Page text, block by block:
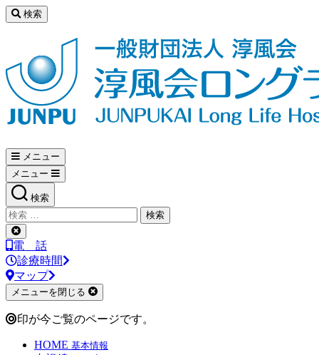
コ
ン
ツ
へ
プ
検索
淳
風
会
ロ
ン
グ
メニュー
メニュー
検索
検
索
対
象:
検
索
を
閉
じ
る
電 話
診療時間
マップ
メニューを閉じる
印が今ご覧のページです。
HOME 基本情報